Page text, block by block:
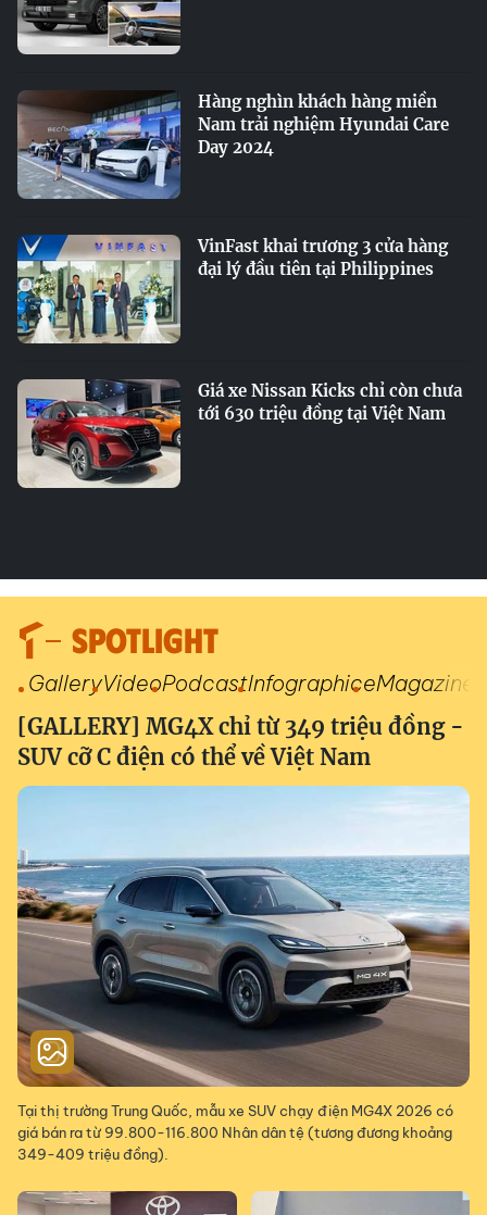
Hàng nghìn khách hàng miền
Nam trải nghiệm Hyundai Care
Day 2024
VinFast khai trương 3 cửa hàng
đại lý đầu tiên tại Philippines
Giá xe Nissan Kicks chỉ còn chưa
tới 630 triệu đồng tại Việt Nam
SPOTLIGHT
GalleryVideoPodcastInfographiceMagazine
[GALLERY] MG4X chỉ từ 349 triệu đồng -
SUV cỡ C điện có thể về Việt Nam
Tại thị trường Trung Quốc, mẫu xe SUV chạy điện MG4X 2026 có
giá bán ra từ 99.800-116.800 Nhân dân tệ (tương đương khoảng
349-409 triệu đồng).